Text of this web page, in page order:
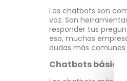
Los chatbots son
voz. Son
responder tus
eso, muchas
dudas más
Chatbots básicos